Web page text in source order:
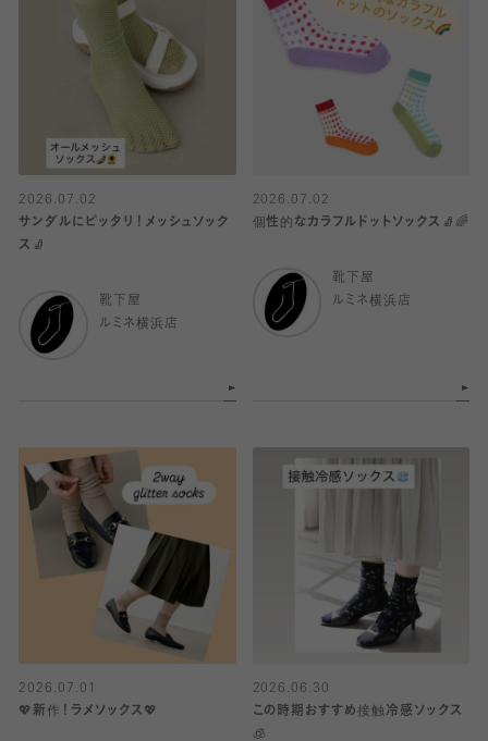
2026.07.02
サンダルにピッタリ！メッシュソック
ス🧦
靴下屋
ルミネ横浜店
2026.07.02
個性的なカラフルドットソックス🧦🌈
靴下屋
ルミネ横浜店
2026.07.01
💖新作！ラメソックス💖
2026.06.30
この時期おすすめ接触冷感ソックス
🧊